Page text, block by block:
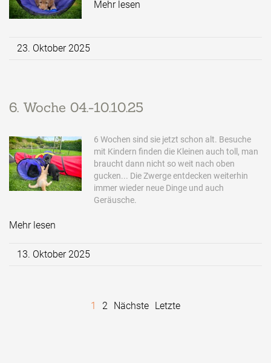
Mehr lesen
23. Oktober 2025
6. Woche 04.-10.10.25
6 Wochen sind sie jetzt schon alt. Besuche
mit Kindern finden die Kleinen auch toll, man
braucht dann nicht so weit nach oben
gucken... Die Zwerge entdecken weiterhin
immer wieder neue Dinge und auch
Geräusche.
Mehr lesen
13. Oktober 2025
1 2 Nächste Letzte